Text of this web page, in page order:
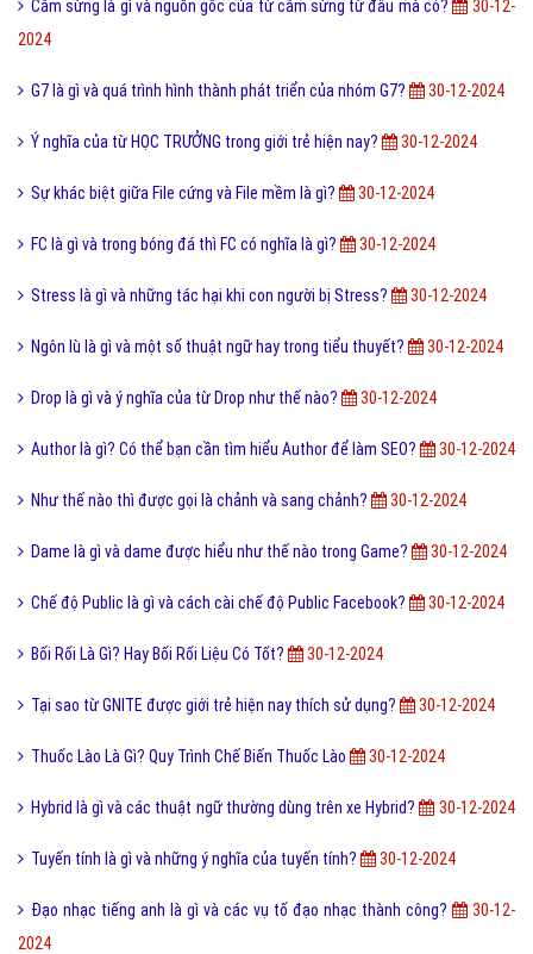
Cắm sừng là gì và nguồn gốc của từ cắm sừng từ đâu mà có?
30-12-
2024
G7 là gì và quá trình hình thành phát triển của nhóm G7? 30-12-2024
Ý nghĩa của từ HỌC TRƯỞNG trong giới trẻ hiện nay? 30-12-2024
Sự khác biệt giữa File cứng và File mềm là gì? 30-12-2024
FC là gì và trong bóng đá thì FC có nghĩa là gì? 30-12-2024
Stress là gì và những tác hại khi con người bị Stress? 30-12-2024
Ngôn lù là gì và một số thuật ngữ hay trong tiểu thuyết? 30-12-2024
Drop là gì và ý nghĩa của từ Drop như thế nào? 30-12-2024
Author là gì? Có thể bạn cần tìm hiểu Author để làm SEO? 30-12-2024
Như thế nào thì được gọi là chảnh và sang chảnh? 30-12-2024
Dame là gì và dame được hiểu như thế nào trong Game? 30-12-2024
Chế độ Public là gì và cách cài chế độ Public Facebook? 30-12-2024
Bối Rối Là Gì? Hay Bối Rối Liệu Có Tốt? 30-12-2024
Tại sao từ GNITE được giới trẻ hiện nay thích sử dụng? 30-12-2024
Thuốc Lào Là Gì? Quy Trình Chế Biến Thuốc Lào 30-12-2024
Hybrid là gì và các thuật ngữ thường dùng trên xe Hybrid? 30-12-2024
Tuyến tính là gì và những ý nghĩa của tuyến tính? 30-12-2024
Đạo nhạc tiếng anh là gì và các vụ tố đạo nhạc thành công?
30-12-
2024